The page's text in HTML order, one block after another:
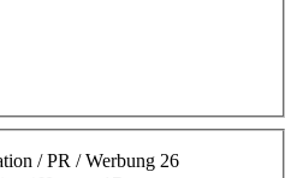
/ PR / Werbung 26